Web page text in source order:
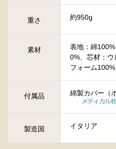
重さ 約950g
素材
表地：綿
0%、芯材：ウ
フォーム100%
付属品 綿製カバー（
製造国 イタリア